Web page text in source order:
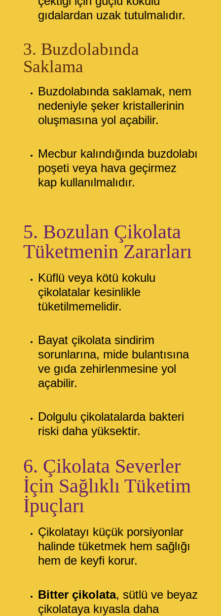
gıdalardan uzak tutulmalıdır.
3. Buzdolabında
Saklama
Buzdolabında saklamak, nem
nedeniyle şeker kristallerinin
oluşmasına yol açabilir.
Mecbur kalındığında buzdolabı
poşeti veya hava geçirmez
kap kullanılmalıdır.
5. Bozulan Çikolata
Tüketmenin Zararları
Küflü veya kötü kokulu
çikolatalar kesinlikle
tüketilmemelidir.
Bayat çikolata sindirim
sorunlarına, mide bulantısına
ve gıda zehirlenmesine yol
açabilir.
Dolgulu çikolatalarda bakteri
riski daha yüksektir.
6. Çikolata Severler
İçin Sağlıklı Tüketim
İpuçları
Çikolatayı küçük porsiyonlar
halinde tüketmek hem sağlığı
hem de keyfi korur.
Bitter çikolata, sütlü ve beyaz
çikolataya kıyasla daha